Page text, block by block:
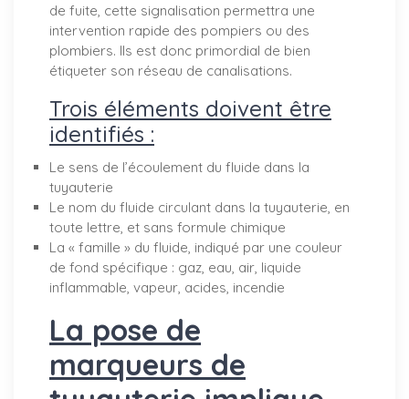
de fuite, cette signalisation permettra une
intervention rapide des pompiers ou des
plombiers. Ils est donc primordial de bien
étiqueter son réseau de canalisations.
Trois éléments doivent être
identifiés :
Le sens de l’écoulement du fluide dans la
tuyauterie
Le nom du fluide circulant dans la tuyauterie, en
toute lettre, et sans formule chimique
La « famille » du fluide, indiqué par une couleur
de fond spécifique : gaz, eau, air, liquide
inflammable, vapeur, acides, incendie
La pose de
marqueurs de